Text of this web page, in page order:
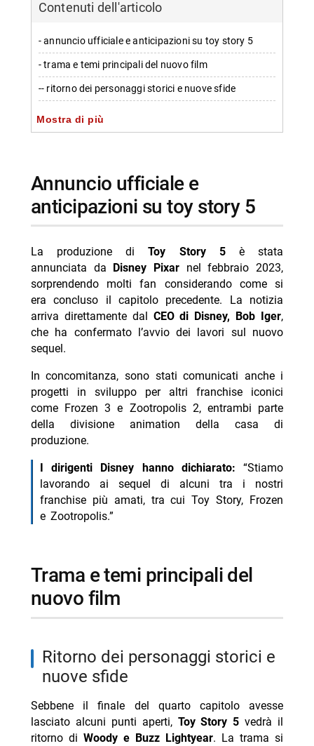
Contenuti dell'articolo
- annuncio ufficiale e anticipazioni su toy story 5
- trama e temi principali del nuovo film
-- ritorno dei personaggi storici e nuove sfide
- dettagli sulla data di uscita e distribuzione nelle sale
cinematografiche
-- squadra storica e novità narrative
- dove vedere toy story 5 in streaming dopo l’uscita
nelle sale
-- RispondiAnnulla risposta
- Gorky Park stasera La7 8 agosto trama cast
- Paura stasera su Iris 8 agosto trama cast
- A 007 Dalla Russia con amore stasera su La7
trama cast
- Per qualche dollaro in più stasera Rai 3: trama e
cast
Mostra di più
annuncio ufficiale e
anticipazioni su toy story 5
La produzione diToy Story 5è stata
annunciata da
Disney Pixar nel febbraio 2023,
sorprendendo molti fan considerando come si
era concluso il capitolo precedente. La notizia
arriva direttamente dal CEO di Disney, Bob Iger,
che ha confermato l’avvio dei lavori sul nuovo
sequel.
In concomitanza, sono stati comunicati anche i
progetti in sviluppo per altri franchise iconici
come Frozen 3 e Zootropolis 2, entrambi parte
della divisione animation della casa di
produzione.
I dirigenti Disney hanno dichiarato: “Stiamo
lavorando ai sequel di alcuni tra i nostri
franchise più amati, tra cui Toy Story, Frozen
e Zootropolis.”
trama e temi principali del
nuovo film
ritorno dei personaggi storici e
nuove sfide
Sebbene il finale del quarto capitolo avesse
lasciato alcuni punti aperti, Toy Story 5 vedrà il
ritorno di Woody e Buzz Lightyear. La trama si